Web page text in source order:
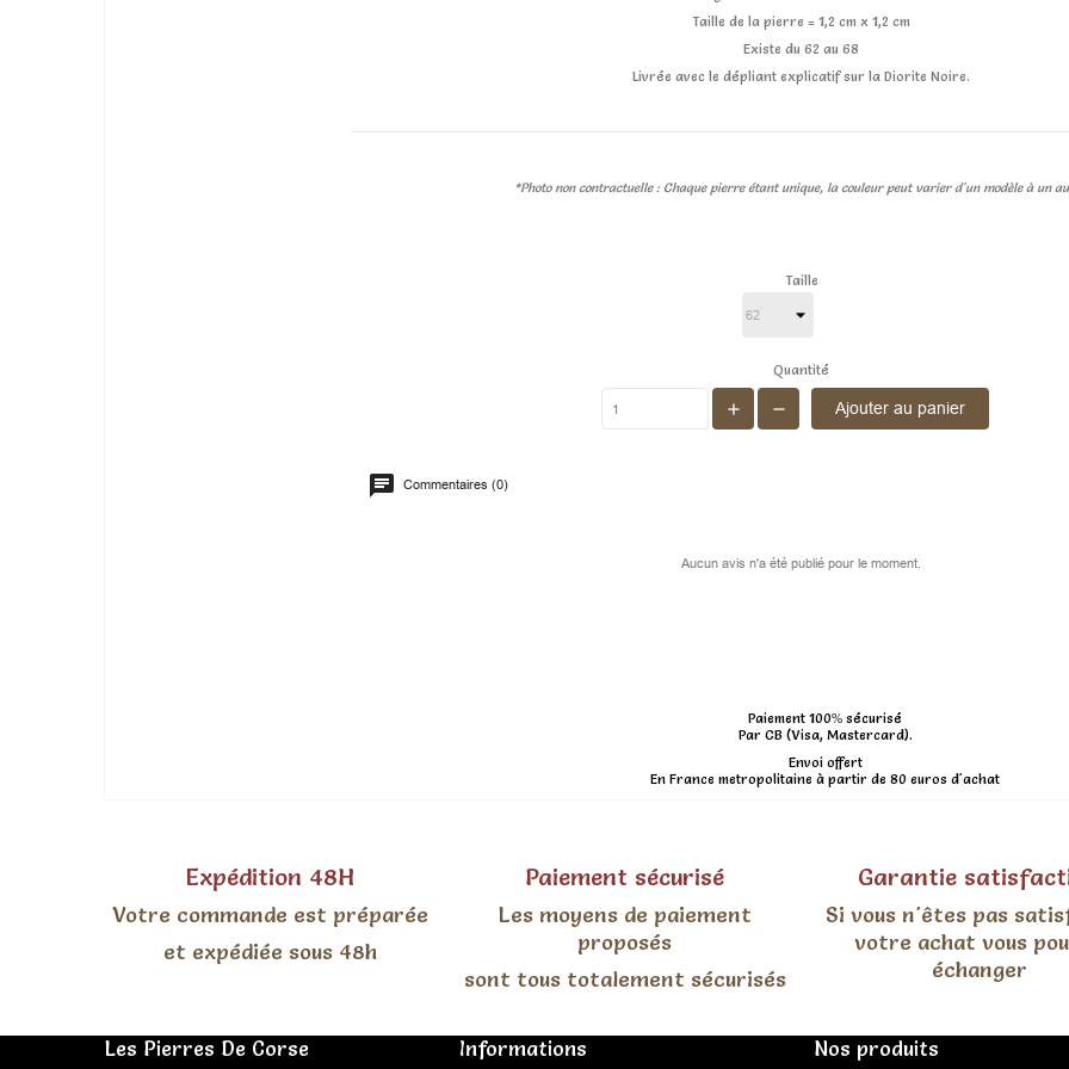
Taille de la pierre = 1,2 cm x 1,2 cm
Existe du 62 au 68
Livrée avec le dépliant explicatif sur la Diorite Noire.
*Photo non contractuelle : Chaque pierre étant unique, la couleur peut varier d'un modèle à un
Taille
Quantité
Ajouter au panier
Commentaires (0)
Aucun avis n'a été publié pour le moment.
Paiement 100% sécurisé
Par CB (Visa, Mastercard).
Envoi offert
En France metropolitaine à partir de 80 euros d'achat
Expédition 48H
Votre commande est préparée
et expédiée sous 48h
Paiement sécurisé
Les moyens de paiement
proposés
sont tous totalement sécurisés
Garantie
Si vous n'êtes pas
votre achat vous
échanger
Les Pierres De Corse Informations Nos produits